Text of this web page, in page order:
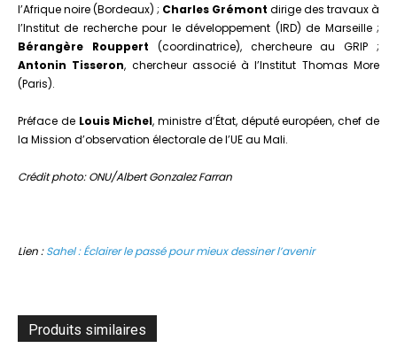
l’Afrique noire (Bordeaux) ; Charles Grémont dirige des travaux à
l’Institut de recherche pour le développement (IRD) de Marseille ;
Bérangère Rouppert (coordinatrice), chercheure au GRIP ;
Antonin Tisseron, chercheur associé à l’Institut Thomas More
(Paris).
Préface de Louis Michel, ministre d’État, député européen, chef de
la Mission d’observation électorale de l’UE au Mali.
Crédit photo: ONU/Albert Gonzalez Farran
Lien :Sahel : Éclairer le passé pour mieux dessiner l’avenir
Produits similaires